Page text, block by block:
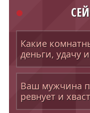
Какие
деньги, удачу
Ваш мужчина
ревнует и